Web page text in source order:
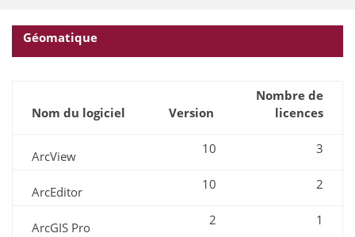
Géomatique
Nom du logiciel Version
Nombre de
licences
ArcView 10 3
ArcEditor 10 2
ArcGIS Pro 2 1